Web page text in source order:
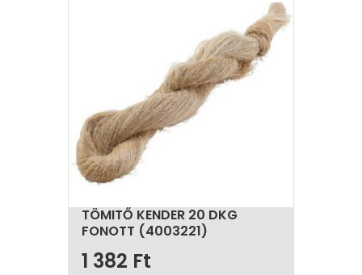
TÖMITŐ KENDER 20 DKG
FONOTT (4003221)
1 382 Ft